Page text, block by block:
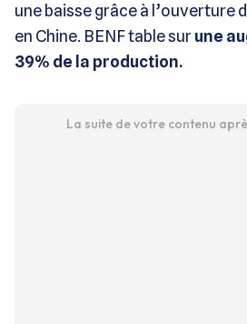
une baisse grâce à l’ouverture
en Chine. BENF table surune
39% de la production.
La suite de votre contenu